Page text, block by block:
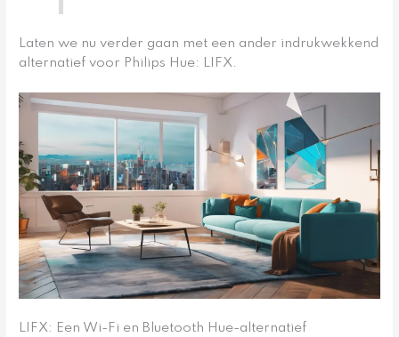
Laten we nu verder gaan met een ander indrukwekkend
alternatief voor Philips Hue: LIFX.
LIFX: Een Wi-Fi en Bluetooth Hue-alternatief